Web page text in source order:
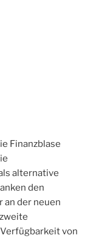
Finanzblase
alternative
den
an der neuen
von